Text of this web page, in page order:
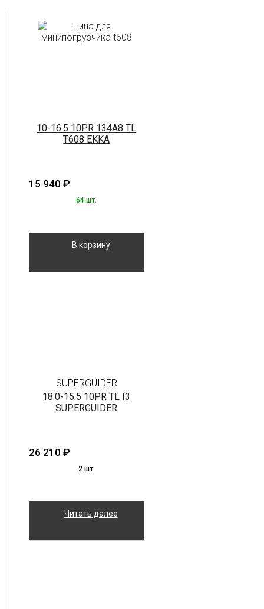
10-16.5 10PR 134A8 TL
T608 EKKA
15 940 ₽
64 шт.
В корзину
SUPERGUIDER
18.0-15.5 10PR TL I3
SUPERGUIDER
26 210 ₽
2 шт.
Читать далее